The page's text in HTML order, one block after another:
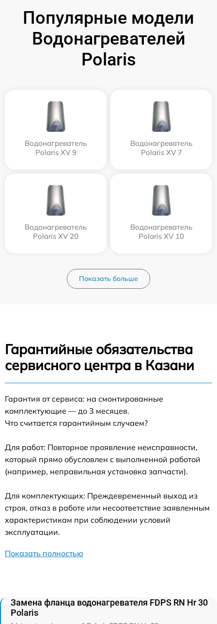
Популярные модели
Водонагревателей
Polaris
Водонагреватель
Polaris XV 9
Водонагреватель
Polaris XV 7
Водонагреватель
Polaris XV 20
Водонагреватель
Polaris XV 10
Показать больше
Гарантийные обязательства
сервисного центра в Казани
Гарантия от сервиса: на смонтированные
комплектующие — до 3 месяцев.
Что считается гарантийным случаем?
Для работ: Повторное проявление неисправности,
который прямо обусловлен с выполненной работой
(например, неправильная установка запчасти).
Для комплектующих: Преждевременный выход из
строя, отказ в работе или несоответствие заявленным
характеристикам при соблюдении условий
эксплуатации.
Показать полностью
Замена фланца водонагревателя FDPS RN Hr 30
Polaris